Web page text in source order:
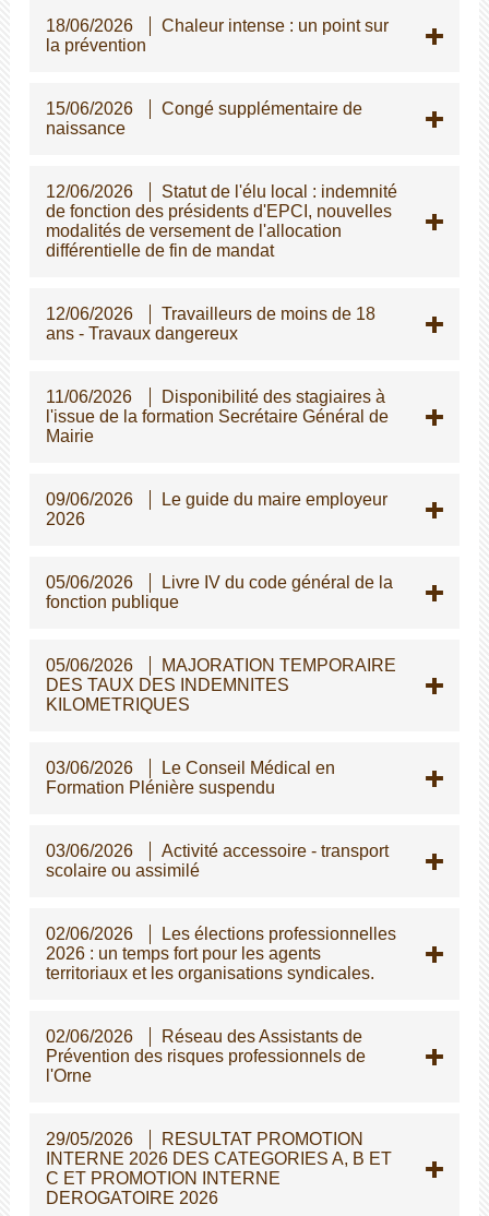
18/06/2026
Chaleur intense : un point sur
la prévention
15/06/2026
Congé supplémentaire de
naissance
12/06/2026
Statut de l'élu local : indemnité
de fonction des présidents d'EPCI, nouvelles
modalités de versement de l'allocation
différentielle de fin de mandat
12/06/2026
Travailleurs de moins de 18
ans - Travaux dangereux
11/06/2026
Disponibilité des stagiaires à
l'issue de la formation Secrétaire Général de
Mairie
09/06/2026
Le guide du maire employeur
2026
05/06/2026
Livre IV du code général de la
fonction publique
05/06/2026
MAJORATION TEMPORAIRE
DES TAUX DES INDEMNITES
KILOMETRIQUES
03/06/2026
Le Conseil Médical en
Formation Plénière suspendu
03/06/2026
Activité accessoire - transport
scolaire ou assimilé
02/06/2026
Les élections professionnelles
2026 : un temps fort pour les agents
territoriaux et les organisations syndicales.
02/06/2026
Réseau des Assistants de
Prévention des risques professionnels de
l'Orne
29/05/2026
RESULTAT PROMOTION
INTERNE 2026 DES CATEGORIES A, B ET
C ET PROMOTION INTERNE
DEROGATOIRE 2026